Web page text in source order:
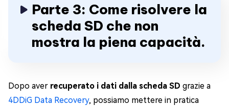
Parte 3: Come risolvere la
scheda SD che non
mostra la piena capacità.
Dopo aver recuperato i dati dalla scheda SD grazie a
4DDiG Data Recovery, possiamo mettere in pratica